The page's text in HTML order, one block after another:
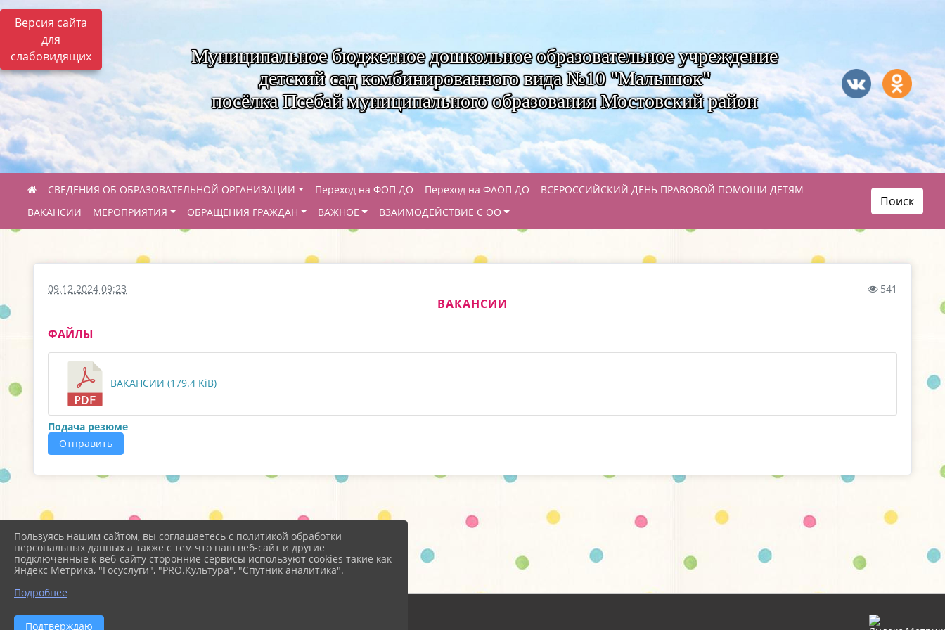
Версия сайта
для
слабовидящих
Муниципальное бюджетное дошкольное образовательное учреждение
детский сад комбинированного вида №10 "Малышок"
посёлка Псебай муниципального образования Мостовский район
СВЕДЕНИЯ ОБ ОБРАЗОВАТЕЛЬНОЙ ОРГАНИЗАЦИИ Переход на ФОП ДО Переход на ФАОП ДО
ВСЕРОССИЙСКИЙ ДЕНЬ ПРАВОВОЙ ПОМОЩИ ДЕТЯМ
ВАКАНСИИ
МЕРОПРИЯТИЯ ОБРАЩЕНИЯ ГРАЖДАН ВАЖНОЕ ВЗАИМОДЕЙСТВИЕ С ОО
Поиск
09.12.2024 09:23 541
ВАКАНСИИ
ФАЙЛЫ
ВАКАНСИИ (179.4 KiB)
Подача резюме
Отправить
Пользуясь нашим сайтом, вы соглашаетесь с политикой обработки
персональных данных а также с тем что наш веб-сайт и другие
подключенные к веб-сайту сторонние сервисы используют cookies такие как
Яндекс Метрика, "Госуслуги", "PRO.Культура", "Спутник аналитика".
Подробнее
Подтверждаю